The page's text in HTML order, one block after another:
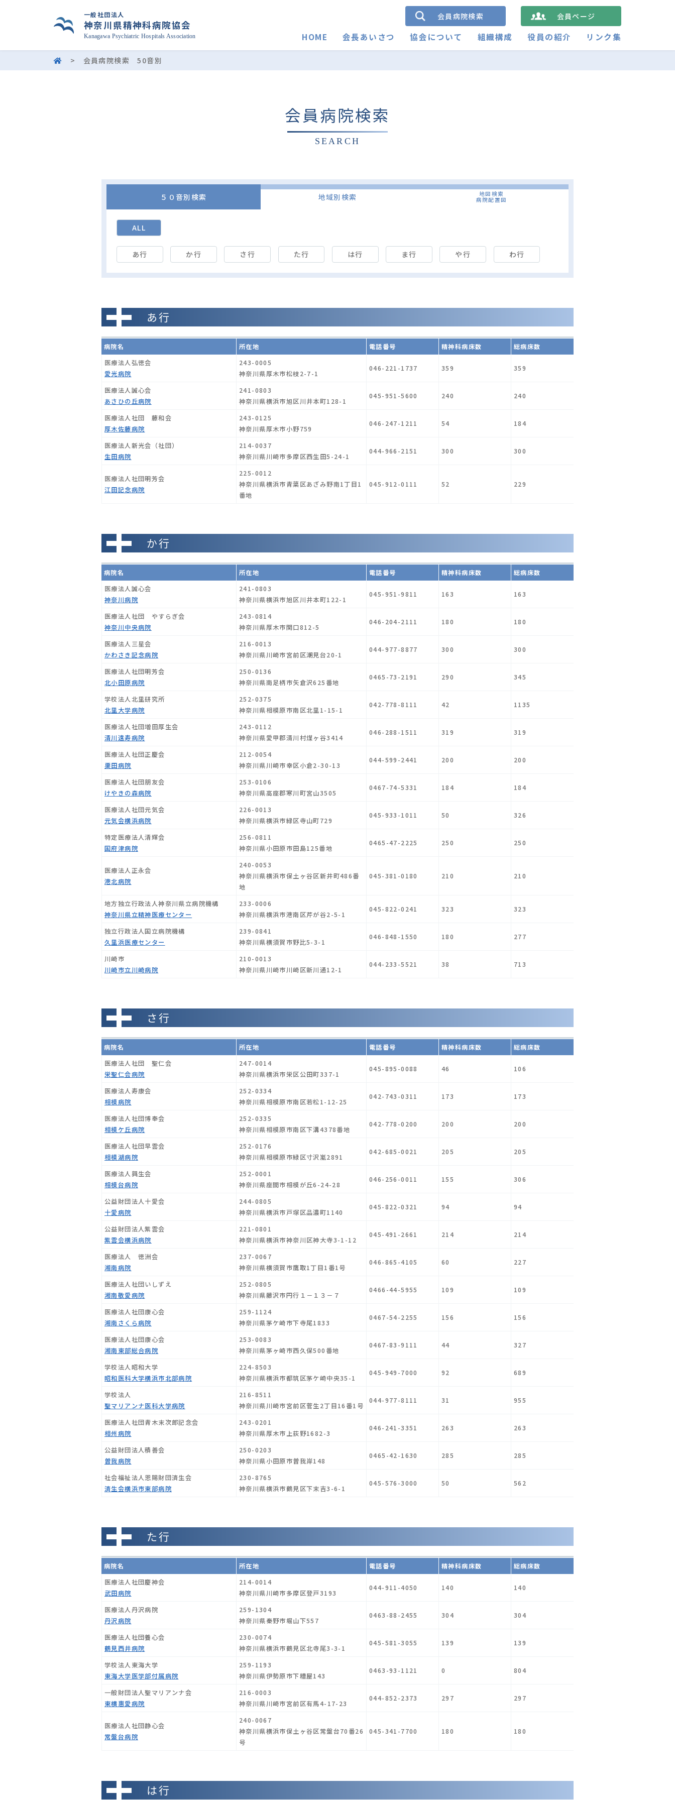
一般社団法人
神奈川県精神科病院協会
Kanagawa Psychiatric Hospitals Association
会員病院検索 会員ページ
HOME 会長あいさつ 協会について 組織構成 役員の紹介 リンク集
> 会員病院検索 50音別
会員病院検索
SEARCH
５０音別検索 地域別検索
地図検索
病院配置図
ALL
あ行 か行 さ行 た行 は行 ま行 や行 わ行
あ行
病院名 所在地 電話番号 精神科病床数
総病床数
医療法人弘徳会
愛光病院
243-0005
神奈川県厚木市松枝2-7-1
046-221-1737 359 359
医療法人誠心会
あさひの丘病院
241-0803
神奈川県横浜市旭区川井本町128-1
045-951-5600 240 240
医療法人社団 藤和会
厚木佐藤病院
243-0125
神奈川県厚木市小野759
046-247-1211 54 184
医療法人新光会（社団）
生田病院
214-0037
神奈川県川崎市多摩区西生田5-24-1
044-966-2151 300 300
医療法人社団明芳会
江田記念病院
225-0012
神奈川県横浜市青葉区あざみ野南1丁目1
番地
045-912-0111 52 229
か行
病院名 所在地 電話番号 精神科病床数
総病床数
医療法人誠心会
神奈川病院
241-0803
神奈川県横浜市旭区川井本町122-1
045-951-9811 163 163
医療法人社団 やすらぎ会
神奈川中央病院
243-0814
神奈川県厚木市関口812-5
046-204-2111 180 180
医療法人三星会
かわさき記念病院
216-0013
神奈川県川崎市宮前区潮見台20-1
044-977-8877 300 300
医療法人社団明芳会
北小田原病院
250-0136
神奈川県南足柄市矢倉沢625番地
0465-73-2191 290 345
学校法人北里研究所
北里大学病院
252-0375
神奈川県相模原市南区北里1-15-1
042-778-8111 42 1135
医療法人社団増田厚生会
清川遠寿病院
243-0112
神奈川県愛甲郡清川村煤ヶ谷3414
046-288-1511 319 319
医療法人社団正慶会
栗田病院
212-0054
神奈川県川崎市幸区小倉2-30-13
044-599-2441 200 200
医療法人社団朋友会
けやきの森病院
253-0106
神奈川県高座郡寒川町宮山3505
0467-74-5331 184 184
医療法人社団元気会
元気会横浜病院
226-0013
神奈川県横浜市緑区寺山町729
045-933-1011 50 326
特定医療法人清輝会
国府津病院
256-0811
神奈川県小田原市田島125番地
0465-47-2225 250 250
医療法人正永会
港北病院
240-0053
神奈川県横浜市保土ヶ谷区新井町486番
地
045-381-0180 210 210
地方独立行政法人神奈川県立病院機構
神奈川県立精神医療センター
233-0006
神奈川県横浜市港南区芹が谷2-5-1
045-822-0241 323 323
独立行政法人国立病院機構
久里浜医療センター
239-0841
神奈川県横須賀市野比5-3-1
046-848-1550 180 277
川崎市
川崎市立川崎病院
210-0013
神奈川県川崎市川崎区新川通12-1
044-233-5521 38 713
さ行
病院名 所在地 電話番号 精神科病床数
総病床数
医療法人社団 聖仁会
栄聖仁会病院
247-0014
神奈川県横浜市栄区公田町337-1
045-895-0088 46 106
医療法人寿康会
相模病院
252-0334
神奈川県相模原市南区若松1-12-25
042-743-0311 173 173
医療法人社団博奉会
相模ケ丘病院
252-0335
神奈川県相模原市南区下溝4378番地
042-778-0200 200 200
医療法人社団早雲会
相模湖病院
252-0176
神奈川県相模原市緑区寸沢嵐2891
042-685-0021 205 205
医療法人興生会
相模台病院
252-0001
神奈川県座間市相模が丘6-24-28
046-256-0011 155 306
公益財団法人十愛会
十愛病院
244-0805
神奈川県横浜市戸塚区品濃町1140
045-822-0321 94 94
公益財団法人紫雲会
紫雲会横浜病院
221-0801
神奈川県横浜市神奈川区神大寺3-1-12
045-491-2661 214 214
医療法人 徳洲会
湘南病院
237-0067
神奈川県横須賀市鷹取1丁目1番1号
046-865-4105 60 227
医療法人社団いしずえ
湘南敬愛病院
252-0805
神奈川県藤沢市円行１－１３－７
0466-44-5955 109 109
医療法人社団康心会
湘南さくら病院
259-1124
神奈川県茅ケ崎市下寺尾1833
0467-54-2255 156 156
医療法人社団康心会
湘南東部総合病院
253-0083
神奈川県茅ヶ崎市西久保500番地
0467-83-9111 44 327
学校法人昭和大学
昭和医科大学横浜市北部病院
224-8503
神奈川県横浜市都筑区茅ケ崎中央35-1
045-949-7000 92 689
学校法人
聖マリアンナ医科大学病院
216-8511
神奈川県川崎市宮前区菅生2丁目16番1号
044-977-8111 31 955
医療法人社団青木末次郎記念会
相州病院
243-0201
神奈川県厚木市上荻野1682-3
046-241-3351 263 263
公益財団法人積善会
曽我病院
250-0203
神奈川県小田原市曽我岸148
0465-42-1630 285 285
社会福祉法人恩賜財団済生会
済生会横浜市東部病院
230-8765
神奈川県横浜市鶴見区下末吉3-6-1
045-576-3000 50 562
た行
病院名 所在地 電話番号 精神科病床数
総病床数
医療法人社団慶神会
武田病院
214-0014
神奈川県川崎市多摩区登戸3193
044-911-4050 140 140
医療法人丹沢病院
丹沢病院
259-1304
神奈川県秦野市堀山下557
0463-88-2455 304 304
医療法人社団養心会
鶴見西井病院
230-0074
神奈川県横浜市鶴見区北寺尾3-3-1
045-581-3055 139 139
学校法人東海大学
東海大学医学部付属病院
259-1193
神奈川県伊勢原市下糟屋143
0463-93-1121 0 804
一般財団法人聖マリアンナ会
東横惠愛病院
216-0003
神奈川県川崎市宮前区有馬4-17-23
044-852-2373 297 297
医療法人社団静心会
常盤台病院
240-0067
神奈川県横浜市保土ヶ谷区常盤台70番26
号
045-341-7700 180 180
は行